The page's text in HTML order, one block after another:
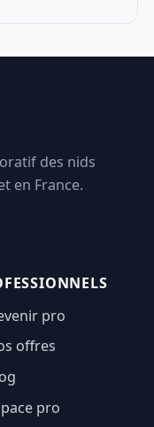
des nids
en France.
pro
offres
pro